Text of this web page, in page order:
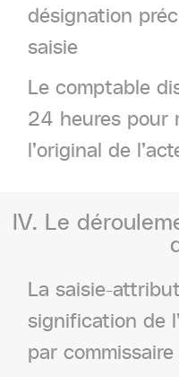
désignation
saisie
Le comptable
24 heures pour
l’original de
IV. Le
La saisie-
signification de
par